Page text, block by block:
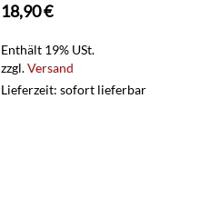
18,90€
Enthält 19% USt.
zzgl.Versand
Lieferzeit: sofort lieferbar